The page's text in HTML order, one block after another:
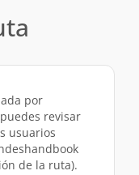
por
revisar
usuarios
de la ruta).